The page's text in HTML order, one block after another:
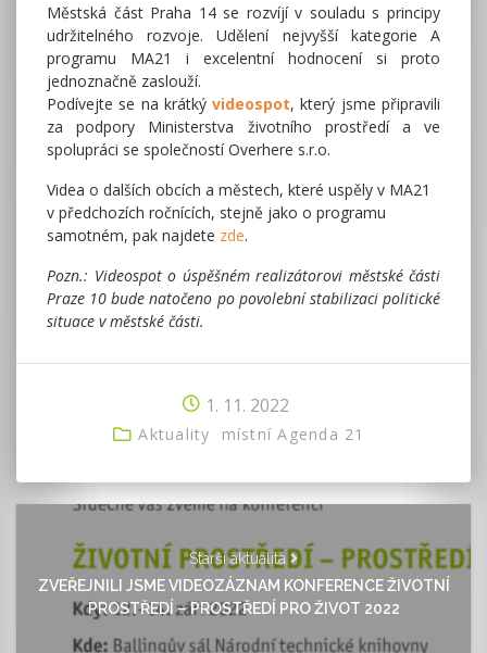
Městská část Praha 14 se rozvíjí v souladu s principy
udržitelného rozvoje. Udělení nejvyšší kategorie A
programu MA21 i excelentní hodnocení si proto
jednoznačně zaslouží.
Podívejte se na krátkývideospot, který jsme připravili
za podpory Ministerstva životního prostředí a ve
spolupráci se společností Overhere s.r.o.
Videa o dalších obcích a městech, které uspěly v MA21
v předchozích ročnících, stejně jako o programu
samotném, pak najdete zde.
Pozn.: Videospot o úspěšném realizátorovi městské části
Praze 10 bude natočeno po povolební stabilizaci politické
situace v městské části.
1. 11. 2022
Aktuality místní Agenda 21
Starší aktualita
ZVEŘEJNILI JSME VIDEOZÁZNAM KONFERENCE ŽIVOTNÍ
PROSTŘEDÍ – PROSTŘEDÍ PRO ŽIVOT 2022